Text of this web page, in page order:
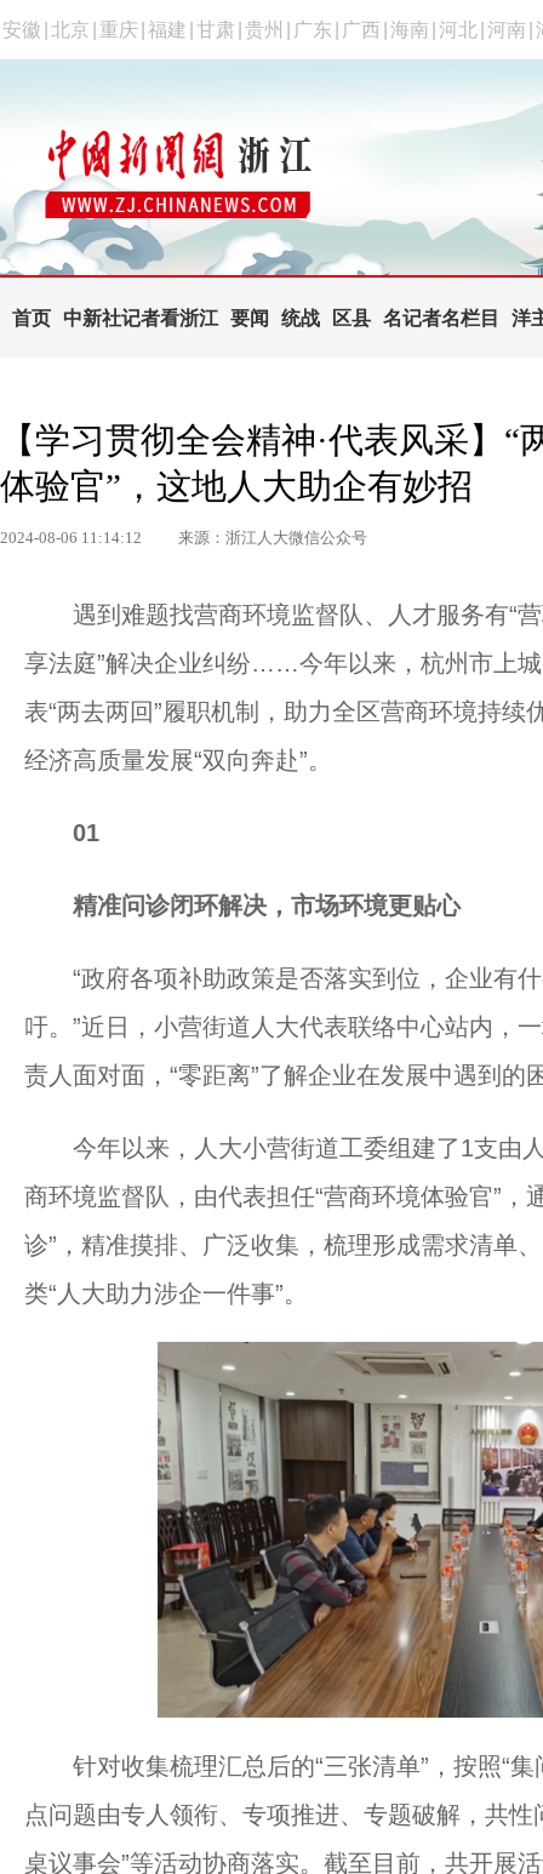
安徽 北京 重庆 福建 甘肃 贵州 广东 广西 海南 河北 河南
首页 中新社记者看浙江 要闻 统战 区县 名记者名栏目 洋
【学习贯彻全会精神·代表风采】
体验官”，这地人大助企有妙招
2024-08-06 11:14:12 来源：浙江人大微信公众号
遇到难题找营商环境监督队、人才服务有“营
享法庭”解决企业纠纷……今年以来，杭州市上
表“两去两回”履职机制，助力全区营商环境持
经济高质量发展“双向奔赴”。
01
精准问诊闭环解决，市场环境更贴心
“政府各项补助政策是否落实到位，企业有什
吁。”近日，小营街道人大代表联络中心站内，
责人面对面，“零距离”了解企业在发展中遇到的
今年以来，人大小营街道工委组建了1支由
商环境监督队，由代表担任“营商环境体验官”，
诊”，精准摸排、广泛收集，梳理形成需求清单
类“人大助力涉企一件事”。
针对收集梳理汇总后的“三张清单”，按照“集
点问题由专人领衔、专项推进、专题破解，共性
桌议事会”等活动协商落实。截至目前，共开展